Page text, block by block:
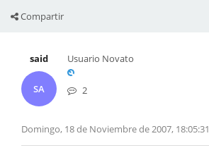
Compartir
said
SA
Usuario Novato
2
Domingo, 18 de Noviembre de 2007, 18:05:31